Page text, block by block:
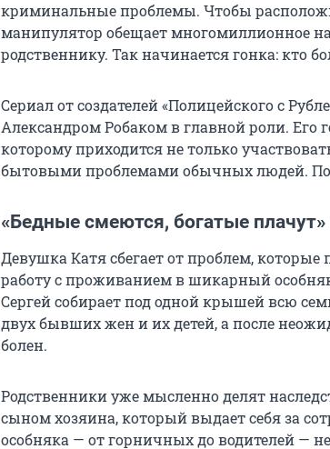
криминальные проблемы. Чтобы
манипулятор обещает многомиллионное
родственнику. Так начинается гонка: кто
Сериал от создателей «Полицейского с
Александром Робаком в главной роли. Его
которому приходится не только
бытовыми проблемами обычных людей.
«Бедные смеются, богатые
Девушка Катя сбегает от проблем, которые
работу с проживанием в шикарный
Сергей собирает под одной крышей всю
двух бывших жен и их детей, а после
болен.
Родственники уже мысленно делят
сыном хозяина, который выдает себя за
особняка — от горничных до водителей —